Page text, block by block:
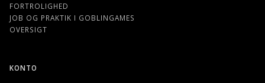
FORTROLIGHED
JOB OG PRAKTIK I GOBLINGAMES
OVERSIGT
KONTO